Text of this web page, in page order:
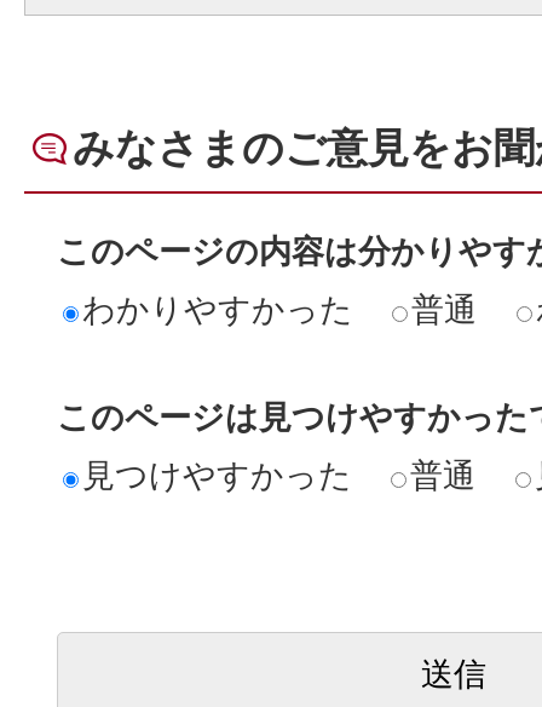
みなさまのご意見をお
このページの内容は分かりやす
わかりやすかった
普通
このページは見つけやすかった
見つけやすかった
普通